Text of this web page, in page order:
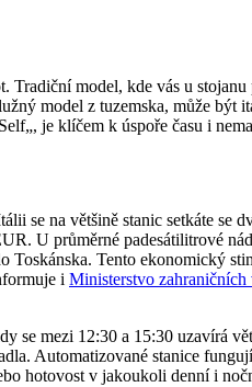
Tradiční model, kde vás u
model z tuzemska, může být
je klíčem k úspoře času i
se na většině stanic setkáte se
U průměrné padesátilitrové
Toskánska. Tento ekonomický
i Ministerstvo zahraničních
se mezi 12:30 a 15:30 uzavírá
Automatizované stanice
hotovost v jakoukoli denní i